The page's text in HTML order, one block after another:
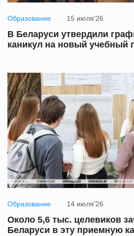
Образование 15 июля'26
В Беларуси утвердили
каникул на новый учебный
Образование 14 июля'26
Около 5,6 тыс. целевиков
Беларуси в эту приемную